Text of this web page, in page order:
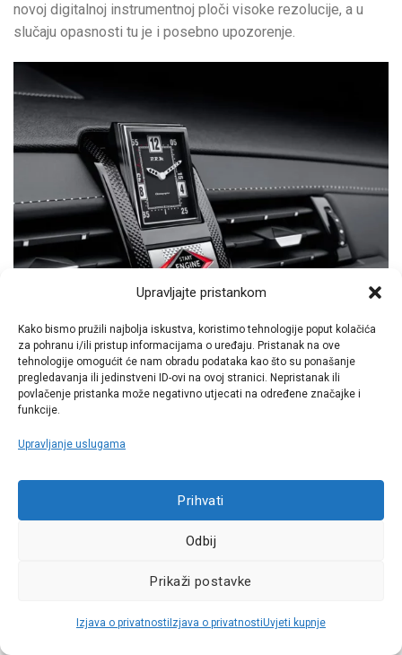
Upravljajte pristankom
Kako bismo pružili najbolja iskustva, koristimo tehnologije poput kolačića
za pohranu i/ili pristup informacijama o uređaju. Pristanak na ove
tehnologije omogućit će nam obradu podataka kao što su ponašanje
pregledavanja ili jedinstveni ID-ovi na ovoj stranici. Nepristanak ili
povlačenje pristanka može negativno utjecati na određene značajke i
funkcije.
Upravljanje uslugama
Prihvati
Odbij
Prikaži postavke
Izjava o privatnosti Izjava o privatnostiUvjeti kupnje
novoj digitalnoj instrumentnoj ploči visoke rezolucije, a u
slučaju opasnosti tu je i posebno upozorenje.
Sigurnost je poboljšana sustavima Driver Attention
Monitoring i Drive Assist za poluautonomnu vožnju druge
razine. Driver Attention Monitoring dvjema kamerama
analizira razinu pozornosti vozača. Prva promatra ponašanje
vozaču, analizira kamo on gleda, njegovo lice i pokrete
kapaka, čime procjenjuje razinu pospanosti i pozornosti…